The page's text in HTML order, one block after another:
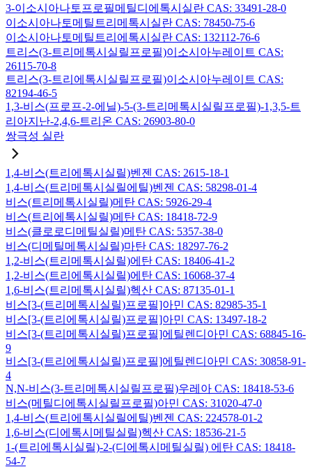
3-이소시아나토프로필메틸디에톡시실란 CAS: 33491-28-0
이소시아나토메틸트리메톡시실란 CAS: 78450-75-6
이소시아나토메틸트리에톡시실란 CAS: 132112-76-6
트리스(3-트리메톡시실릴프로필)이소시아누레이트 CAS:
26115-70-8
트리스(3-트리에톡시실릴프로필)이소시아누레이트 CAS:
82194-46-5
1,3-비스(프로프-2-에닐)-5-(3-트리메톡시실릴프로필)-1,3,5-트
리아지난-2,4,6-트리온 CAS: 26903-80-0
쌍극성 실란
1,4-비스(트리에톡시실릴)벤젠 CAS: 2615-18-1
1,4-비스(트리메톡시실릴에틸)벤젠 CAS: 58298-01-4
비스(트리메톡시실릴)메탄 CAS: 5926-29-4
비스(트리에톡시실릴)메탄 CAS: 18418-72-9
비스(클로로디메틸실릴)메탄 CAS: 5357-38-0
비스(디메틸메톡시실릴)마탄 CAS: 18297-76-2
1,2-비스(트리메톡시실릴)에탄 CAS: 18406-41-2
1,2-비스(트리에톡시실릴)에탄 CAS: 16068-37-4
1,6-비스(트리메톡시실릴)헥산 CAS: 87135-01-1
비스[3-(트리메톡시실릴)프로필]아민 CAS: 82985-35-1
비스[3-(트리에톡시실릴)프로필]아민 CAS: 13497-18-2
비스[3-(트리메톡시실릴)프로필]에틸렌디아민 CAS: 68845-16-
9
비스[3-(트리에톡시실릴)프로필]에틸렌디아민 CAS: 30858-91-
4
N,N-비스(3-트리메톡시실릴프로필)우레아 CAS: 18418-53-6
비스(메틸디에톡시실릴프로필)아민 CAS: 31020-47-0
1,4-비스(트리에톡시실릴에틸)벤젠 CAS: 224578-01-2
1,6-비스(디에톡시메틸실릴)헥산 CAS: 18536-21-5
1-(트리에톡시실릴)-2-(디에톡시메틸실릴) 에탄 CAS: 18418-
54-7